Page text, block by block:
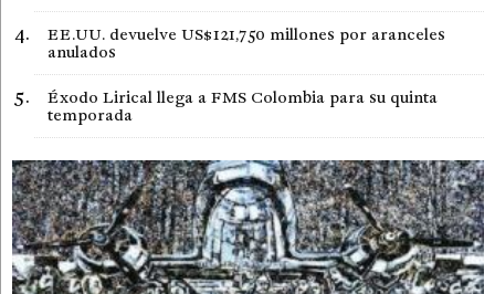
EE.UU. devuelve US$121,750 millones por aranceles
anulados
Éxodo Lirical llega a FMS Colombia para su quinta
temporada